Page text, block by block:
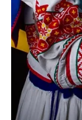
que invita a
atención en lo
visible, forma
Victoria Molina?